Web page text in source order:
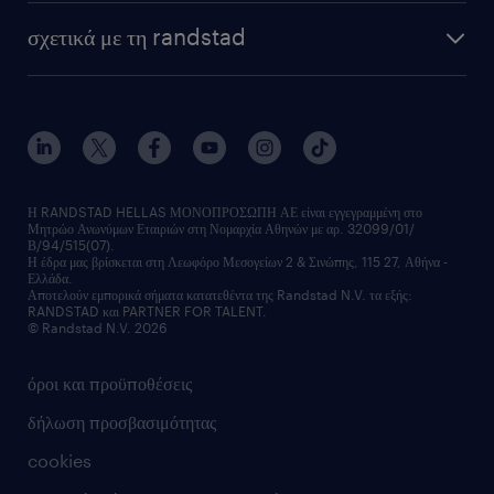
webinars
εκπαίδευση εργαζομένων
υπηρεσίες inhouse
υπηρεσίες redeployment
workforce insights
επικοινώνησε μαζί μας
employer brand
σχετικά με τη randstad
τα γραφεία μας
δελτία τύπου
οικονομικά στοιχεία
επικοινώνησε μαζί μας
όροι και προϋποθέσεις
δήλωση προσβασιμότητας
cookies
Η RANDSTAD HELLAS ΜΟΝΟΠΡΟΣΩΠΗ ΑΕ είναι εγγεγραμμένη στο
Μητρώο Ανωνύμων Εταιριών στη Νομαρχία Αθηνών με αρ. 32099/01/
Β/94/515(07).
Η έδρα μας βρίσκεται στη Λεωφόρο Μεσογείων 2 & Σινώπης, 115 27, Αθήνα -
Ελλάδα.
Αποτελούν εμπορικά σήματα κατατεθέντα της Randstad N.V. τα εξής:
RANDSTAD και PARTNER FOR TALENT.
© Randstad N.V. 2026